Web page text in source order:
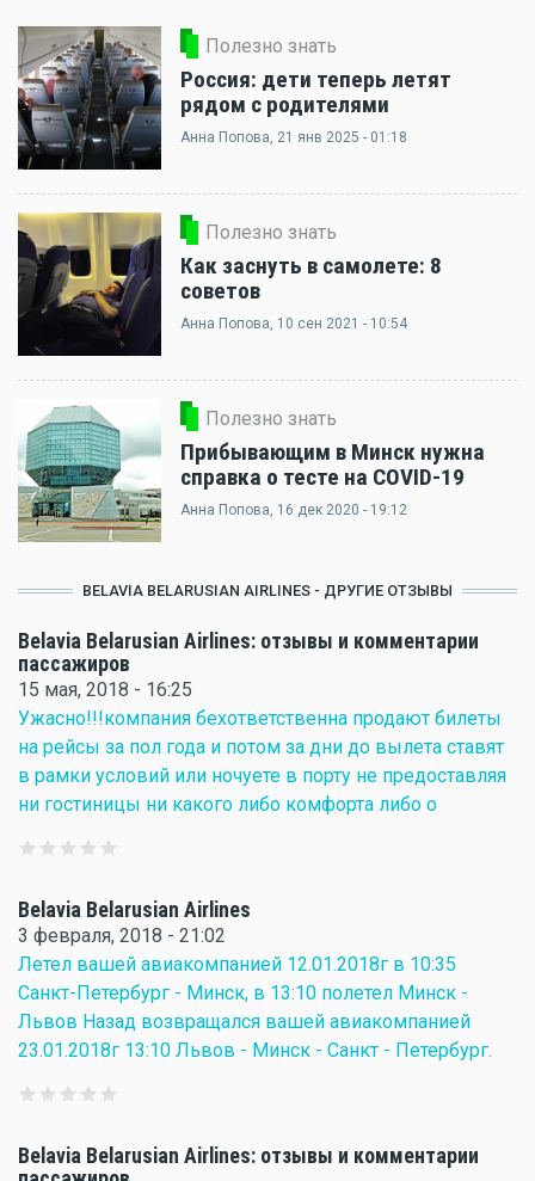
Полезно знать
Россия: дети теперь летят
рядом с родителями
Анна Попова, 21 янв 2025 - 01:18
Полезно знать
Как заснуть в самолете: 8
советов
Анна Попова, 10 сен 2021 - 10:54
Полезно знать
Прибывающим в Минск нужна
справка о тесте на COVID-19
Анна Попова, 16 дек 2020 - 19:12
BELAVIA BELARUSIAN AIRLINES - ДРУГИЕ ОТЗЫВЫ
Belavia Belarusian Airlines: отзывы и комментарии
пассажиров
15 мая, 2018 - 16:25
Ужасно!!!компания бехответственна продают билеты
на рейсы за пол года и потом за дни до вылета ставят
в рамки условий или ночуете в порту не предоставляя
ни гостиницы ни какого либо комфорта либо о
Belavia Belarusian Airlines
3 февраля, 2018 - 21:02
Летел вашей авиакомпанией 12.01.2018г в 10:35
Санкт-Петербург - Минск, в 13:10 полетел Минск -
Львов Назад возвращался вашей авиакомпанией
23.01.2018г 13:10 Львов - Минск - Санкт - Петербург.
Belavia Belarusian Airlines: отзывы и комментарии